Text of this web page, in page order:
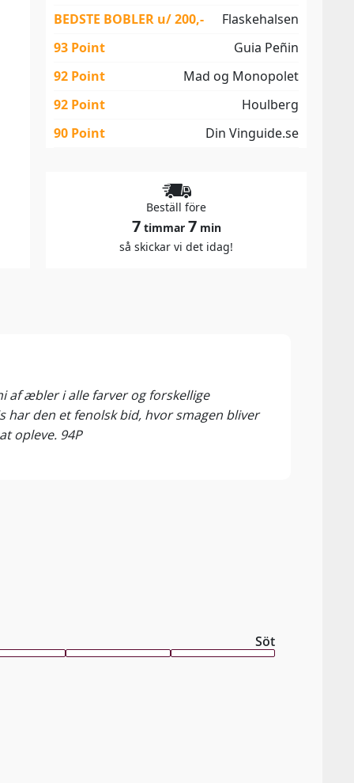
BEDSTE BOBLER u/ 200,-
Flaskehalsen
93 Point
Guia Peñin
92 Point
Mad og Monopolet
92 Point
Houlberg
90 Point
Din Vinguide.se
Beställ före
7timmar 7min
så skickar vi det idag!
af æbler i alle farver og forskellige
har den et fenolsk bid, hvor smagen bliver
opleve. 94P
Söt